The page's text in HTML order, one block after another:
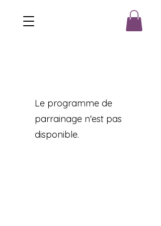
Le programme de
parrainage n'est pas
disponible.